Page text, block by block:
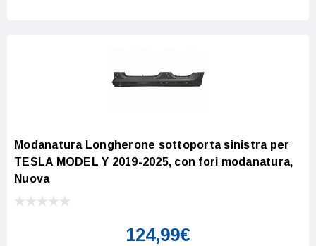
Modanatura Longherone sottoporta sinistra per
TESLA MODEL Y 2019-2025, con fori modanatura,
Nuova
124,99€